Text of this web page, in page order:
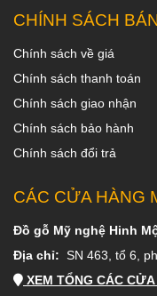
CHÍNH SÁCH
Chính sách về giá
Chính sách thanh toán
Chính sách giao nhận
Chính sách bảo hành
Chính sách đổi trả
CÁC CỬA HÀNG
Đồ gỗ Mỹ nghệ Hinh
Địa chỉ: SN 463, tổ 6,
XEM TỔNG CÁC CỬA